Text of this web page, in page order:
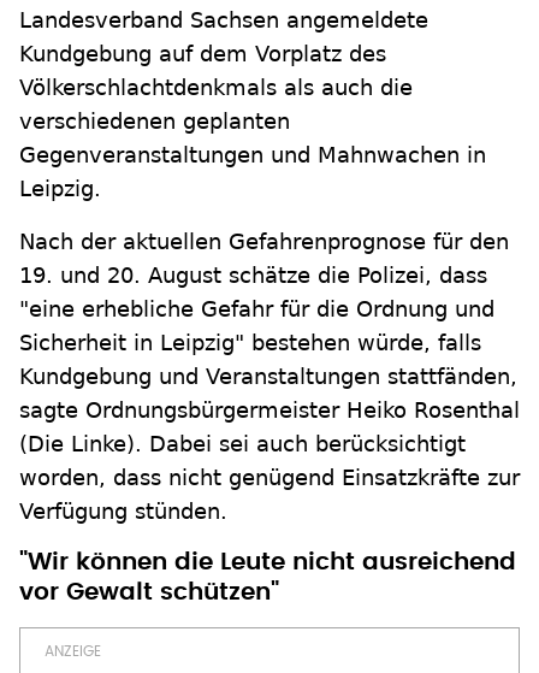
Landesverband Sachsen angemeldete
Kundgebung auf dem Vorplatz des
Völkerschlachtdenkmals als auch die
verschiedenen geplanten
Gegenveranstaltungen und Mahnwachen in
Leipzig.
Nach der aktuellen Gefahrenprognose für den
19. und 20. August schätze die Polizei, dass
"eine erhebliche Gefahr für die Ordnung und
Sicherheit in Leipzig" bestehen würde, falls
Kundgebung und Veranstaltungen stattfänden,
sagte Ordnungsbürgermeister Heiko Rosenthal
(Die Linke). Dabei sei auch berücksichtigt
worden, dass nicht genügend Einsatzkräfte zur
Verfügung stünden.
"Wir können die Leute nicht ausreichend
vor Gewalt schützen"